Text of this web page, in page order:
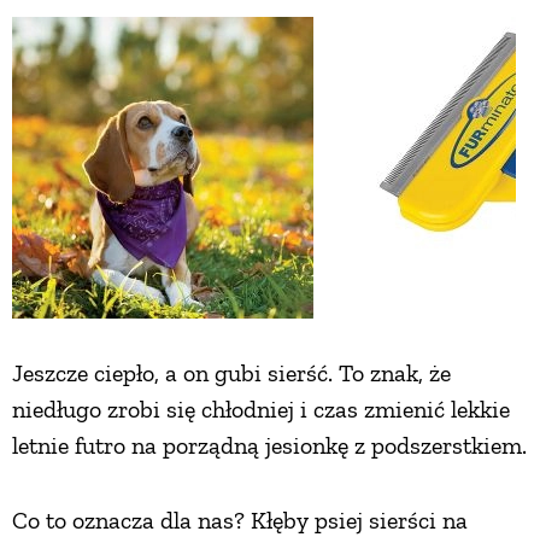
Jeszcze ciepło, a on gubi sierść. To znak, że
niedługo zrobi się chłodniej i czas zmienić lekkie
letnie futro na porządną jesionkę z podszerstkiem.
Co to oznacza dla nas? Kłęby psiej sierści na